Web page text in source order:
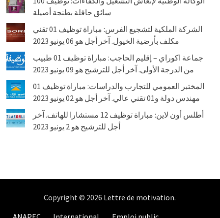
سائق حافلة بطنجة أصيلة
الشركة الملكية لتشجيع الفرس: مباراة توظيف 01 تقني
مكلف بأرضية الخيول. آخر أجل هو 06 يونيو 2023
جماعة اكوراي – إقليم الحاجب: مباراة توظيف 01 طبيب
من الدرجة الأولى. آخر أجل للترشيح هو 09 يونيو 2023
المختبر العمومي للتجارب والدراسات: مباراة توظيف 01
مهندس دولة و01 تقني عالي. آخر أجل هو 02 يونيو 2023
أطلس أون لاين: مباراة توظيف 12 مستشارا للهاتف. آخر
أجل للترشيح هو 2 يونيو 2023
Copyright © 2026 Lettre de motivation.